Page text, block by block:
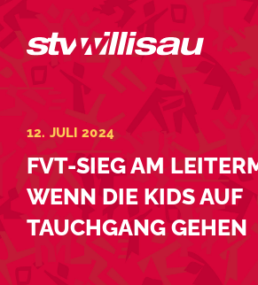
Zum
Inhalt
springen
12. JULI 2024
FVT-SIEG AM
WENN DIE KIDS AUF
TAUCHGANG GEHEN